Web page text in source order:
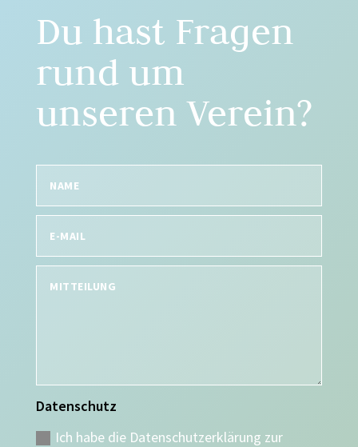
Du hast Fragen
rund um
unseren Verein?
Datenschutz
Ich habe die Datenschutzerklärung zur